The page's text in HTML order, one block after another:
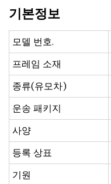
기본정보
모델 번호.
프레임 소재
종류(유모차)
운송 패키지
사양
등록 상표
기원